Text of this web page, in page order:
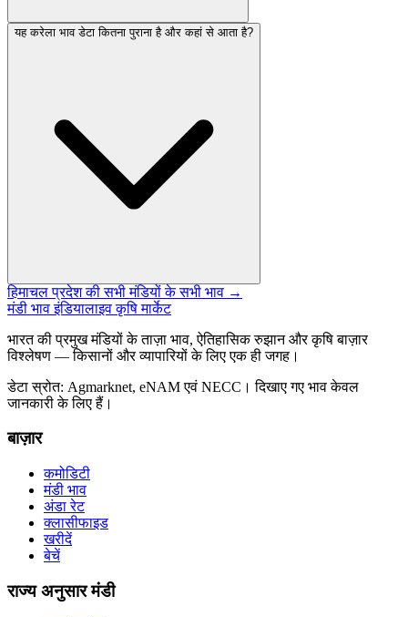
यह करेला भाव डेटा कितना पुराना है और कहां से आता है?
हिमाचल प्रदेश की सभी मंडियों के सभी भाव →
मंडी भाव इंडियालाइव कृषि मार्केट
भारत की प्रमुख मंडियों के ताज़ा भाव, ऐतिहासिक रुझान और कृषि बाज़ार
विश्लेषण — किसानों और व्यापारियों के लिए एक ही जगह।
डेटा स्रोत: Agmarknet, eNAM एवं NECC। दिखाए गए भाव केवल
जानकारी के लिए हैं।
बाज़ार
कमोडिटी
मंडी भाव
अंडा रेट
क्लासीफाइड
खरीदें
बेचें
राज्य अनुसार मंडी